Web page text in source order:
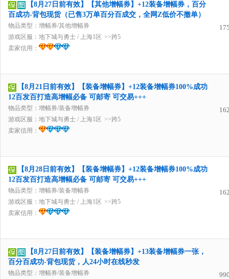
【8月27日前有效】【其他增幅券】+12装备增幅券，百分
百成功-背包现货（已售3万单百分百成交，全网Z低价不撤单）
物品类型：增幅券/其他增幅券
游戏区服： 地下城与勇士 / 上海1区 >>跨5
卖家信用：
【8月21日前有效】【装备增幅券】+12装备增幅券100%成功
12百发百打造高增幅必备 可邮寄 可交易+++
物品类型：增幅券/装备增幅券
游戏区服： 地下城与勇士 / 上海1区 >>跨5
卖家信用：
【8月28日前有效】【装备增幅券】+12装备增幅券100%成功
12百发百打造高增幅必备 可邮寄 可交易+++
物品类型：增幅券/装备增幅券
游戏区服： 地下城与勇士 / 上海1区 >>跨5
卖家信用：
【8月27日前有效】【装备增幅券】+13装备增幅券一张，
百分百成功-背包现货，人24小时在线秒发
物品类型：增幅券/装备增幅券